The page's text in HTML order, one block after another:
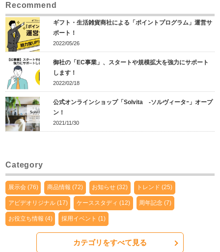
Recommend
ギフト・生活雑貨商社による「ポイントプログラム」運営サ
ポート！
2022/05/26
御社の「EC事業」、スタートや規模拡大を強力にサポート
します！
2022/02/18
公式オンラインショップ「Solvita -ソルヴィータｰ」オープ
ン！
2021/11/30
Category
展示会 (76) 商品情報 (72) お知らせ (32) トレンド (25)
アピデオリジナル (17) ケーススタディ (12) 周年記念 (7)
お役立ち情報 (4) 採用イベント (1)
カテゴリをすべて見る